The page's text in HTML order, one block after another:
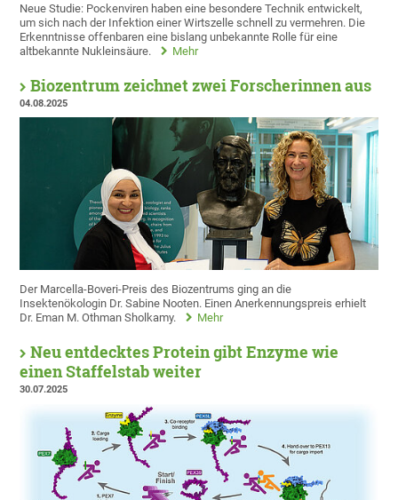
Neue Studie: Pockenviren haben eine besondere Technik entwickelt,
um sich nach der Infektion einer Wirtszelle schnell zu vermehren. Die
Erkenntnisse offenbaren eine bislang unbekannte Rolle für eine
altbekannte Nukleinsäure.
Mehr
Biozentrum zeichnet zwei Forscherinnen aus
04.08.2025
Der Marcella-Boveri-Preis des Biozentrums ging an die
Insektenökologin Dr. Sabine Nooten. Einen Anerkennungspreis erhielt
Dr. Eman M. Othman Sholkamy.
Mehr
Neu entdecktes Protein gibt Enzyme wie
einen Staffelstab weiter
30.07.2025